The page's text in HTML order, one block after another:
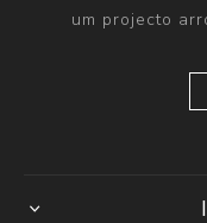
um projecto